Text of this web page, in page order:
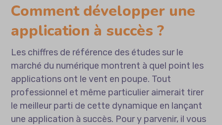
Comment développer une
application à succès ?
Les chiffres de référence des études sur le
marché du numérique montrent à quel point les
applications ont le vent en poupe. Tout
professionnel et même particulier aimerait tirer
le meilleur parti de cette dynamique en lançant
une application à succès. Pour y parvenir, il vous